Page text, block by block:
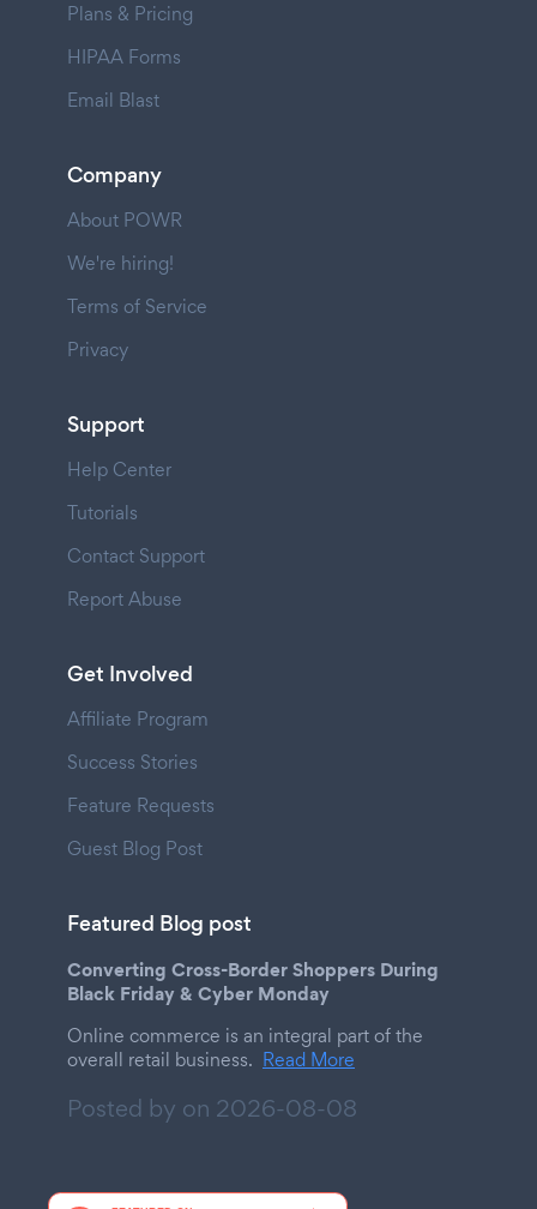
Plans & Pricing
HIPAA Forms
Email Blast
Company
About POWR
We're hiring!
Terms of Service
Privacy
Support
Help Center
Tutorials
Contact Support
Report Abuse
Get Involved
Affiliate Program
Success Stories
Feature Requests
Guest Blog Post
Featured Blog post
Converting Cross-Border Shoppers During
Black Friday & Cyber Monday
Online commerce is an integral part of the
overall retail business. Read More
Posted by on 2026-08-08